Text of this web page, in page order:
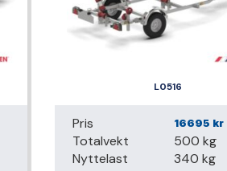
L0516
Pris 16695 kr
Totalvekt
500 kg
Nyttelast
340 kg